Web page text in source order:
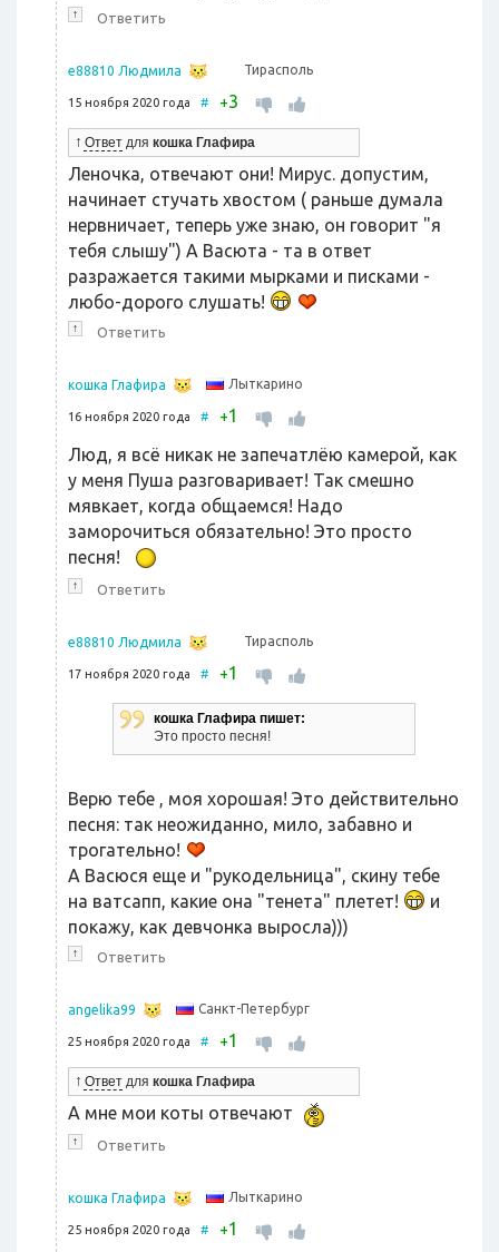
↑ Ответить
e88810 Людмила Тирасполь
15 ноября 2020 года # +3
↑ Ответ для кошка Глафира
Леночка, отвечают они! Мирус. допустим,
начинает стучать хвостом ( раньше думала
нервничает, теперь уже знаю, он говорит "я
тебя слышу") А Васюта - та в ответ
разражается такими мырками и писками -
любо-дорого слушать!
↑ Ответить
кошка Глафира Лыткарино
16 ноября 2020 года # +1
Люд, я всё никак не запечатлёю камерой, как
у меня Пуша разговаривает! Так смешно
мявкает, когда общаемся! Надо
заморочиться обязательно! Это просто
песня!
↑ Ответить
e88810 Людмила Тирасполь
17 ноября 2020 года # +1
кошка Глафира пишет:
Это просто песня!
Верю тебе , моя хорошая! Это действительно
песня: так неожиданно, мило, забавно и
трогательно!
А Васюся еще и "рукодельница", скину тебе
на ватсапп, какие она "тенета" плетет!
и
покажу, как девчонка выросла)))
↑ Ответить
angelika99 Санкт-Петербург
25 ноября 2020 года # +1
↑ Ответ для кошка Глафира
А мне мои коты отвечают
↑ Ответить
кошка Глафира Лыткарино
25 ноября 2020 года # +1